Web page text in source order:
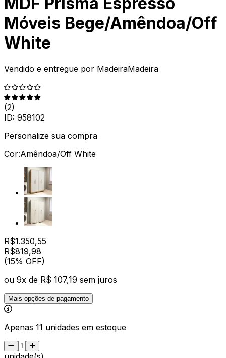
Móveis Bege/Amêndoa/Off
White
Vendido e entregue por MadeiraMadeira
(2)
ID: 958102
Personalize sua compra
Cor:Amêndoa/Off White
R$1.350,55
R$819,98
(15% OFF)
ou 9x de R$ 107,19 sem juros
Mais opções de pagamento
Apenas 11 unidades em estoque